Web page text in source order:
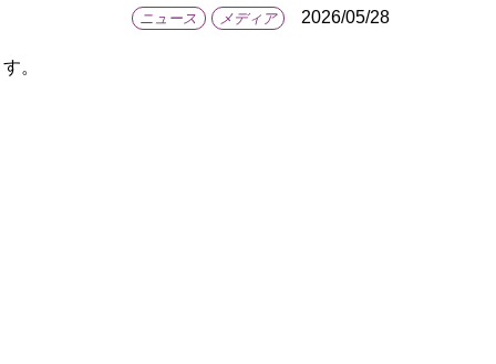
ニュース メディア 2026/05/28
。